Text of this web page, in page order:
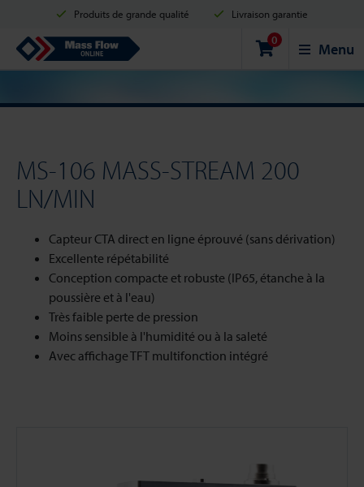
Produits de grande qualité Livraison garantie
Expédition en 2 jours ouvrés Achats sécurisés
Options de paiement: Carte de crédit, PayPal ou Virement bancaire.
Mass Flow Online 0 Menu
MS-106 MASS-STREAM 200
LN/MIN
Capteur CTA direct en ligne éprouvé (sans dérivation)
Excellente répétabilité
Conception compacte et robuste (IP65, étanche à la
poussière et à l'eau)
Très faible perte de pression
Moins sensible à l'humidité ou à la saleté
Avec affichage TFT multifonction intégré